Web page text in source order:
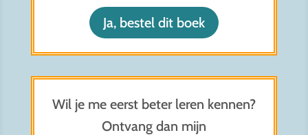
Ja, bestel dit boek
Wil je me eerst beter leren kennen?
Ontvang dan mijn